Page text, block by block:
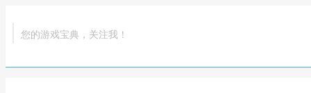
您的游戏宝典，关注我！